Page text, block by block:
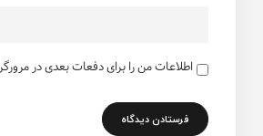
اطلاعات من را برای دفعات بعدی در